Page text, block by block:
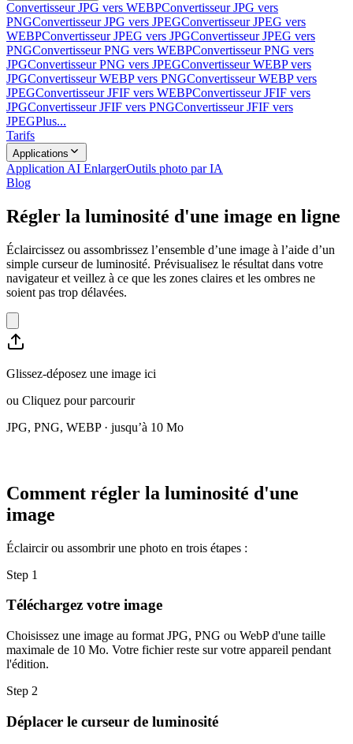
Convertisseur JPG vers WEBPConvertisseur JPG vers
PNGConvertisseur JPG vers JPEGConvertisseur JPEG vers
WEBPConvertisseur JPEG vers JPGConvertisseur JPEG vers
PNGConvertisseur PNG vers WEBPConvertisseur PNG vers
JPGConvertisseur PNG vers JPEGConvertisseur WEBP vers
JPGConvertisseur WEBP vers PNGConvertisseur WEBP vers
JPEGConvertisseur JFIF vers WEBPConvertisseur JFIF vers
JPGConvertisseur JFIF vers PNGConvertisseur JFIF vers
JPEGPlus...
Tarifs
Applications
Application AI EnlargerOutils photo par IA
Blog
Régler la luminosité d'une image en ligne
Éclaircissez ou assombrissez l’ensemble d’une image à l’aide d’un
simple curseur de luminosité. Prévisualisez le résultat dans votre
navigateur et veillez à ce que les zones claires et les ombres ne
soient pas trop délavées.
Glissez-déposez une image ici
ou Cliquez pour parcourir
JPG, PNG, WEBP · jusqu’à 10 Mo
Comment régler la luminosité d'une
image
Éclaircir ou assombrir une photo en trois étapes :
Step 1
Téléchargez votre image
Choisissez une image au format JPG, PNG ou WebP d'une taille
maximale de 10 Mo. Votre fichier reste sur votre appareil pendant
l'édition.
Step 2
Déplacer le curseur de luminosité